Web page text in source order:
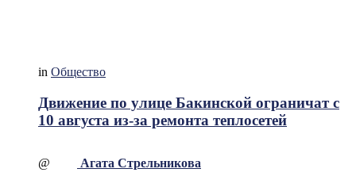
in Общество
Движение по улице Бакинской ограничат с
10 августа из-за ремонта теплосетей
@ Агата Стрельникова